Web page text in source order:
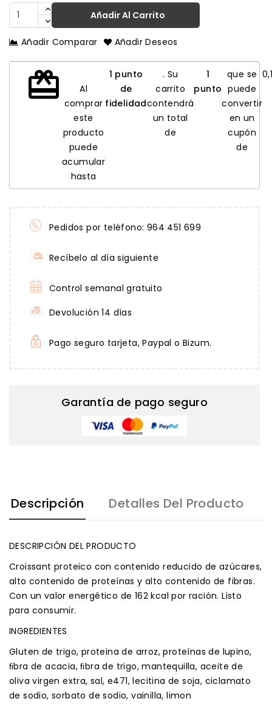
Añadir Al Carrito
Añadir Comparar Añadir Deseos
redeem
Al
comprar
este
producto
puede
acumular
hasta
1 punto
de
fidelidad
. Su
carrito
contendrá
un total
de
1
punto
que se
puede
convertir
en un
cupón
de
Pedidos por teléfono: 964 451 699
Recíbelo al día siguiente
Control semanal gratuito
Devolución 14 días
Pago seguro tarjeta, Paypal o Bizum.
Garantía de pago seguro
Descripción Detalles Del Producto
DESCRIPCIÓN DEL PRODUCTO
Croissant proteico con contenido reducido de azúcares,
alto contenido de proteínas y alto contenido de fibras.
Con un valor energético de 162 kcal por ración. Listo
para consumir.
INGREDIENTES
Gluten de trigo, proteina de arroz, proteínas de lupino,
ﬁbra de acacia, ﬁbra de trigo,mantequilla, aceite de
oliva virgen extra, sal, e471, lecitina desoja, ciclamato
de sodio, sorbato de sodio, vainilla, limon